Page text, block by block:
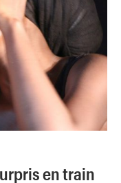
en train